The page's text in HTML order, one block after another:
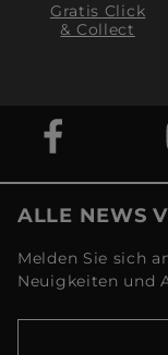
Gratis Click
& Collect
ALLE NEWS
Melden Sie sich
Neuigkeiten und